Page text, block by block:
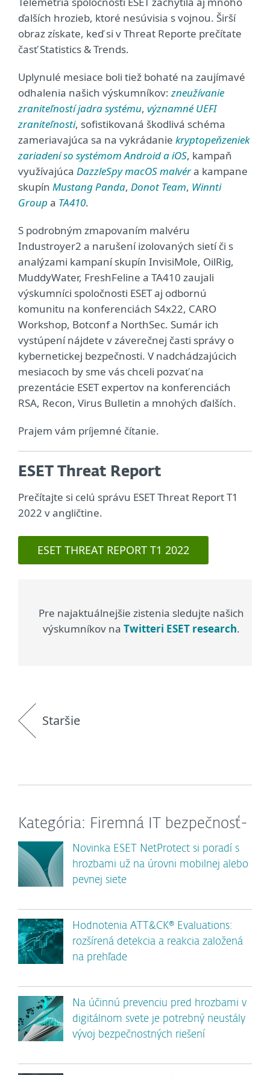
ďalších hrozieb, ktoré nesúvisia s vojnou. Širší
obraz získate, keď si v Threat Reporte prečítate
časť Statistics & Trends.
Uplynulé mesiace boli tiež bohaté na zaujímavé
odhalenia našich výskumníkov:zneužívanie
zraniteľností jadra systému, významné UEFI
zraniteľnosti, sofistikovaná škodlivá schéma
zameriavajúca sa na vykrádanie kryptopeňzeniek
zariadení so systémom Android a iOS, kampaň
využívajúca DazzleSpy macOS malvéra kampane
skupín Mustang Panda, Donot Team, Winnti
Group a TA410.
S podrobným zmapovaním malvéru
Industroyer2 a narušení izolovaných sietí či s
analýzami kampaní skupín InvisiMole, OilRig,
MuddyWater, FreshFeline a TA410 zaujali
výskumníci spoločnosti ESET aj odbornú
komunitu na konferenciách S4x22, CARO
Workshop, Botconf a NorthSec. Sumár ich
vystúpení nájdete v záverečnej časti správy o
kybernetickej bezpečnosti. V nadchádzajúcich
mesiacoch by sme vás chceli pozvať na
prezentácie ESET expertov na konferenciách
RSA, Recon, Virus Bulletin a mnohých ďalších.
Prajem vám príjemné čítanie.
ESET Threat Report
Prečítajte si celú správu ESET Threat Report T1
2022 v angličtine.
ESET THREAT REPORT T1 2022
Pre najaktuálnejšie zistenia sledujte našich
výskumníkov na Twitteri ESET research.
Staršie
Kategória: Firemná IT bezpečnosť-
Novinka ESET NetProtect si poradí s
hrozbami už na úrovni mobilnej alebo
pevnej siete
Hodnotenia ATT&CK® Evaluations:
rozšírená detekcia a reakcia založená
na prehľade
Na účinnú prevenciu pred hrozbami v
digitálnom svete je potrebný neustály
vývoj bezpečnostných riešení